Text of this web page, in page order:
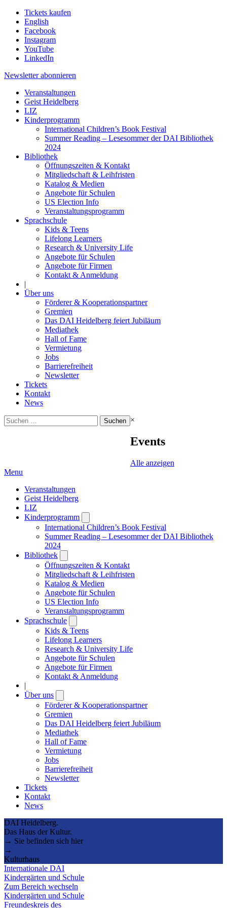
Tickets kaufen
English
Facebook
Instagram
YouTube
LinkedIn
Newsletter abonnieren
Veranstaltungen
Geist Heidelberg
LIZ
Kinderprogramm
International Children’s Book Festival
Summer Reading – Lesesommer der DAI Bibliothek
2024
Bibliothek
Öffnungszeiten & Kontakt
Mitgliedschaft & Leihfristen
Katalog & Medien
Angebote für Schulen
US Election Info
Veranstaltungsprogramm
Sprachschule
Kids & Teens
Lifelong Learners
Research & University Life
Angebote für Schulen
Angebote für Firmen
Kontakt & Anmeldung
|
Über uns
Förderer & Kooperationspartner
Gremien
Das DAI Heidelberg feiert Jubiläum
Mediathek
Hall of Fame
Vermietung
Jobs
Barrierefreiheit
Newsletter
Tickets
Kontakt
News
Suchen
nach:
×
Events
Alle anzeigen
Menu
Veranstaltungen
Geist Heidelberg
LIZ
Kinderprogramm
submenu
International Children’s Book Festival
Summer Reading – Lesesommer der DAI Bibliothek
2024
Bibliothek
submenu
Öffnungszeiten & Kontakt
Mitgliedschaft & Leihfristen
Katalog & Medien
Angebote für Schulen
US Election Info
Veranstaltungsprogramm
Sprachschule
submenu
Kids & Teens
Lifelong Learners
Research & University Life
Angebote für Schulen
Angebote für Firmen
Kontakt & Anmeldung
|
Über uns
submenu
Förderer & Kooperationspartner
Gremien
Das DAI Heidelberg feiert Jubiläum
Mediathek
Hall of Fame
Vermietung
Jobs
Barrierefreiheit
Newsletter
Tickets
Kontakt
News
DAI Heidelberg.
Das Haus der Kultur.
→ Sie befinden sich hier
→
Kulturhaus
Internationale DAI
Kindergärten und Schule
Zum Bereich wechseln
Kindergärten und Schule
Freundeskreis des